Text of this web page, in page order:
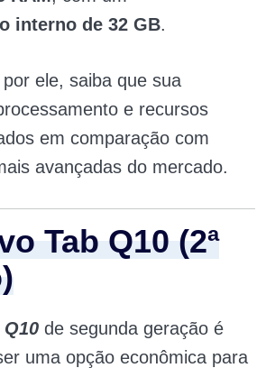
interno de 32 GB.
ele, saiba que sua
e recursos
em comparação com
avançadas do mercado.
Tab Q10 (2ª
de segunda geração é
uma opção econômica para